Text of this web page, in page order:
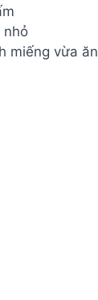
nhỏ
miếng vừa ăn